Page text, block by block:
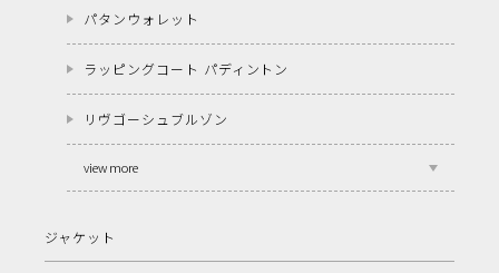
パタンウォレット
ラッピングコート パディントン
リヴゴーシュブルゾン
view more
ジャケット